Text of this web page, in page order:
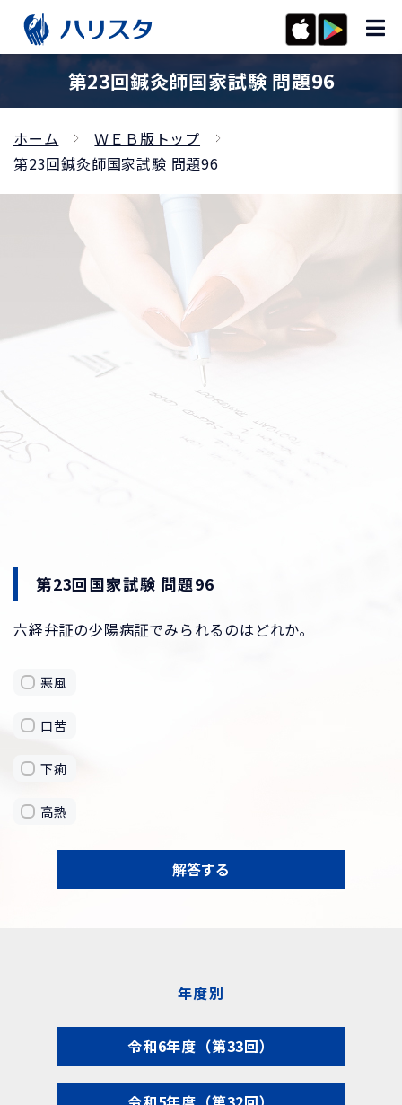
第23回鍼灸師国家試験 問題96
ホーム
ＷＥＢ版トップ
第23回鍼灸師国家試験 問題96
第23回国家試験 問題96
六経弁証の少陽病証でみられるのはどれか｡
悪風
口苦
下痢
高熱
解答する
年度別
令和6年度（第33回）